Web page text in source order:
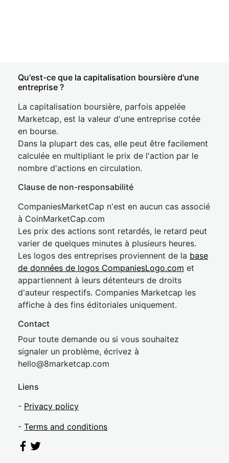
Qu'est-ce que la capitalisation boursière d'une
entreprise ?
La capitalisation boursière, parfois appelée
Marketcap, est la valeur d'une entreprise cotée
en bourse.
Dans la plupart des cas, elle peut être facilement
calculée en multipliant le prix de l'action par le
nombre d'actions en circulation.
Clause de non-responsabilité
CompaniesMarketCap n'est en aucun cas associé
à CoinMarketCap.com
Les prix des actions sont retardés, le retard peut
varier de quelques minutes à plusieurs heures.
Les logos des entreprises proviennent de la base
de données de logos CompaniesLogo.com et
appartiennent à leurs détenteurs de droits
d'auteur respectifs. Companies Marketcap les
affiche à des fins éditoriales uniquement.
Contact
Pour toute demande ou si vous souhaitez
signaler un problème, écrivez à
hello@8marketcap.com
Liens
- Privacy policy
- Terms and conditions